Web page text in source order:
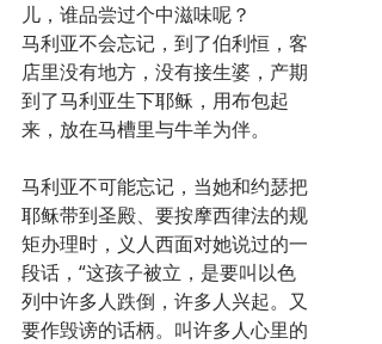
儿，谁品尝过个中滋味呢？
马利亚不会忘记，到了伯利恒，客
店里没有地方，没有接生婆，产期
到了马利亚生下耶稣，用布包起
来，放在马槽里与牛羊为伴。
马利亚不可能忘记，当她和约瑟把
耶稣带到圣殿、要按摩西律法的规
矩办理时，义人西面对她说过的一
段话，“这孩子被立，是要叫以色
列中许多人跌倒，许多人兴起。又
要作毁谤的话柄。叫许多人心里的